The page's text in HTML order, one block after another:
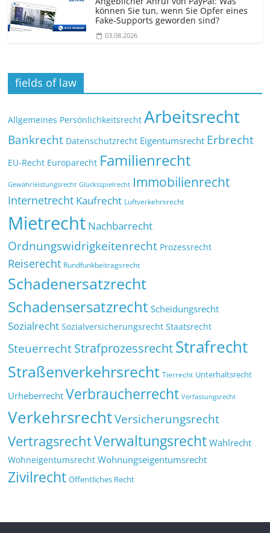
können Sie tun, wenn Sie Opfer eines
Fake-Supports geworden sind?
03.08.2026
fields of law
Allgemeines Persönlichkeitsrecht Arbeitsrecht
Bankrecht Datenschutzrecht Eigentumsrecht Erbrecht
EU-Recht Europarecht Familienrecht
Gewährleistungsrecht Glücksspielrecht Immobilienrecht
Internetrecht Kaufrecht Luftverkehrsrecht
Mietrecht Nachbarrecht
Ordnungswidrigkeitenrecht Prozessrecht
Reiserecht Rundfunkbeitragsrecht
Schadenersatzrecht
Schadensersatzrecht Scheidungsrecht
Sozialrecht Sozialversicherungsrecht Staatsrecht
SteuerrechtStrafprozessrechtStrafrecht
Straßenverkehrsrecht Tierrecht Unterhaltsrecht
Urheberrecht Verbraucherrecht Verfassungsrecht
VerkehrsrechtVersicherungsrecht
VertragsrechtVerwaltungsrecht Wahlrecht
Wohneigentumsrecht Wohnungseigentumsrecht
Zivilrecht Öffentliches Recht